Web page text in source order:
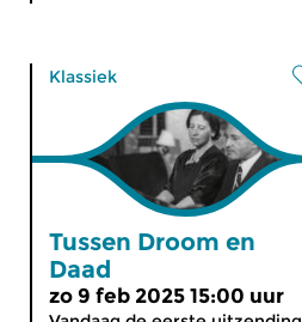
Klassiek
Tussen Droom en
Daad
zo 9 feb 2025 15:00 uur